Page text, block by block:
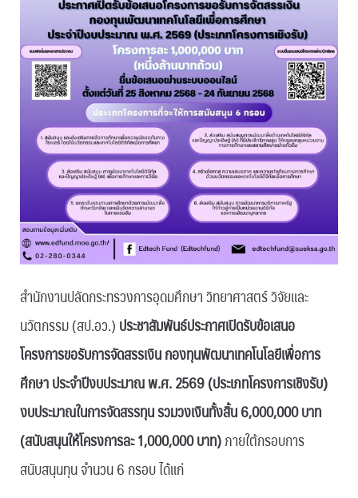
สำนักงานปลัดกระทรวงการอุดมศึกษา วิทยาศาสตร์ วิจัยและ
นวัตกรรม (สป.อว.)ประชาสัมพันธ์ประกาศเปิดรับข้อเสนอ
โครงการขอรับการจัดสรรเงิน กองทุนพัฒนาเทคโนโลยีเพื่อการ
ศึกษา ประจำปีงบประมาณ พ.ศ. 2569 (ประเภทโครงการเชิงรับ)
งบประมาณในการจัดสรรทุน รวมวงเงินทั้งสิ้น 6,000,000 บาท
(สนับสนุนให้โครงการละ 1,000,000 บาท)ภายใต้กรอบการ
สนับสนุนทุน จำนวน 6 กรอบ ได้แก่